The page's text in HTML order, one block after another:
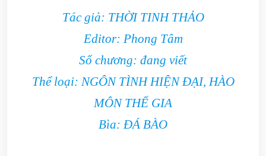
Tác giả: THỜI TINH THẢO
Editor: Phong Tâm
Số chương: đang viết
Thể loại: NGÔN TÌNH HIỆN ĐẠI, HÀO
MÔN THẾ GIA
Bìa: ĐÁ BÀO